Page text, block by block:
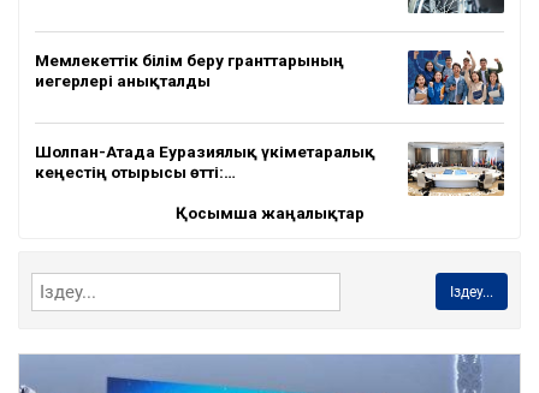
Мемлекеттік білім беру гранттарының
иегерлері анықталды
Шолпан-Атада Еуразиялық үкіметаралық
кеңестің отырысы өтті:…
Қосымша жаңалықтар
Іздеу...